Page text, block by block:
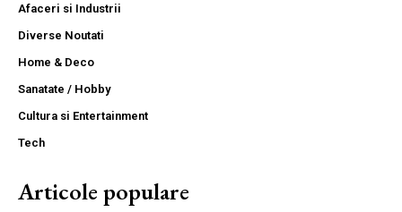
Afaceri si Industrii
Diverse Noutati
Home & Deco
Sanatate / Hobby
Cultura si Entertainment
Tech
Articole populare